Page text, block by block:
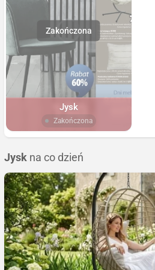
Jysk
Zakończona
Jysk na co dzień